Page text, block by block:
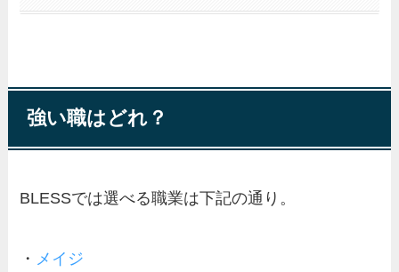
強い職はどれ？
BLESSでは選べる職業は下記の通り。
・ メイジ